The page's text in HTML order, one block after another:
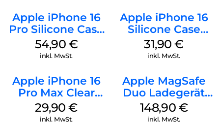
Apple iPhone 16
Pro Silicone Case
MagSafe Black
54,90 €
inkl. MwSt.
Apple iPhone 16
Silicone Case
MagSafe Fuchsia
31,90€
inkl. MwSt.
Apple iPhone 16
Pro Max Clear
Case MagSafe
Transparent
29,90€
inkl. MwSt.
Apple MagSafe
Duo Ladegerät
Weiß
148,90 €
inkl. MwSt.